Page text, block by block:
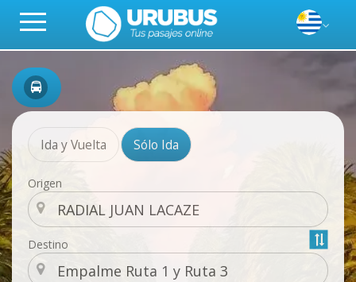
Ida y Vuelta Sólo Ida
Origen
Destino